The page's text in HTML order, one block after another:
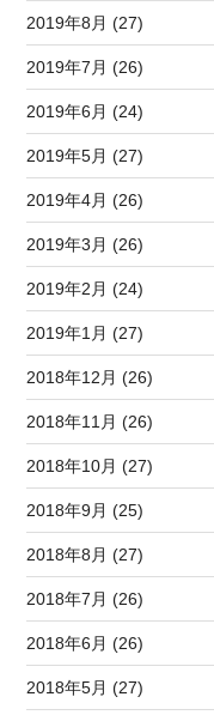
2019年8月 (27)
2019年7月 (26)
2019年6月 (24)
2019年5月 (27)
2019年4月 (26)
2019年3月 (26)
2019年2月 (24)
2019年1月 (27)
2018年12月 (26)
2018年11月 (26)
2018年10月 (27)
2018年9月 (25)
2018年8月 (27)
2018年7月 (26)
2018年6月 (26)
2018年5月 (27)